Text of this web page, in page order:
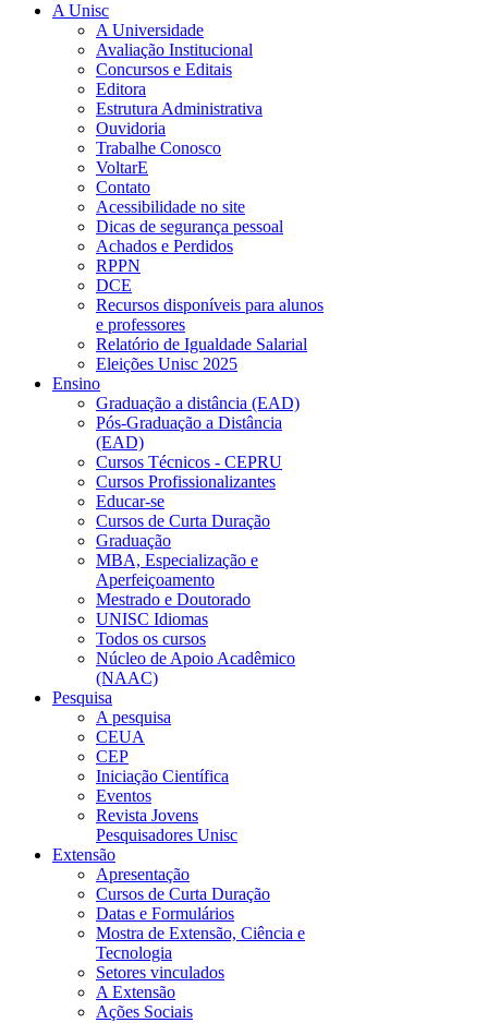
A Unisc
A Universidade
Avaliação Institucional
Concursos e Editais
Editora
Estrutura Administrativa
Ouvidoria
Trabalhe Conosco
VoltarE
Contato
Acessibilidade no site
Dicas de segurança pessoal
Achados e Perdidos
RPPN
DCE
Recursos disponíveis para alunos
e professores
Relatório de Igualdade Salarial
Eleições Unisc 2025
Ensino
Graduação a distância (EAD)
Pós-Graduação a Distância
(EAD)
Cursos Técnicos - CEPRU
Cursos Profissionalizantes
Educar-se
Cursos de Curta Duração
Graduação
MBA, Especialização e
Aperfeiçoamento
Mestrado e Doutorado
UNISC Idiomas
Todos os cursos
Núcleo de Apoio Acadêmico
(NAAC)
Pesquisa
A pesquisa
CEUA
CEP
Iniciação Científica
Eventos
Revista Jovens
Pesquisadores Unisc
Extensão
Apresentação
Cursos de Curta Duração
Datas e Formulários
Mostra de Extensão, Ciência e
Tecnologia
Setores vinculados
A Extensão
Ações Sociais